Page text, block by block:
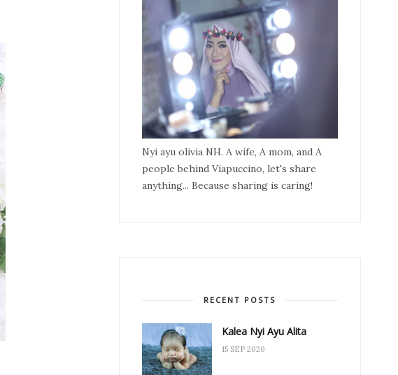
Nyi ayu olivia NH. A wife, A mom, and A
people behind Viapuccino, let's share
anything... Because sharing is caring!
RECENT POSTS
Kalea Nyi Ayu Alita
15 SEP 2020